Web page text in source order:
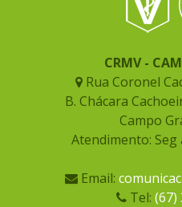
CRMV -
Rua Coronel
B. Chácara
Campo
Atendimento: Seg
Email:
Tel: (67)